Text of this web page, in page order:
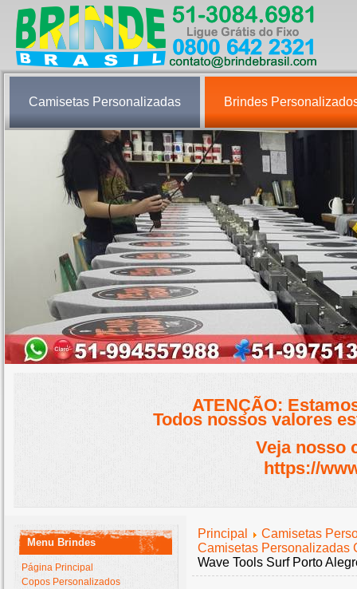
Camisetas Personalizadas Brindes
ATENÇÃO:
Todos nossos valores
Veja nosso
https://
Menu Brindes
Página Principal
Copos Personalizados
Principal
Camisetas
Camisetas Personalizadas
Wave Tools Surf Porto